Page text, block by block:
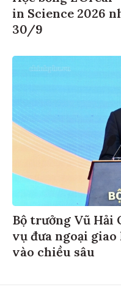
in Science 2026
30/9
Bộ trưởng Vũ Hải
vụ đưa ngoại
vào chiều sâu